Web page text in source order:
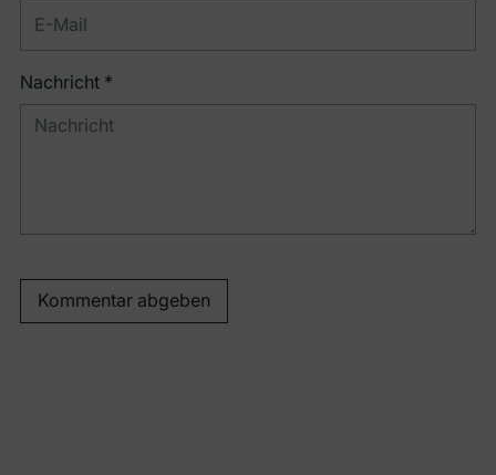
Nachricht *
Kommentar abgeben